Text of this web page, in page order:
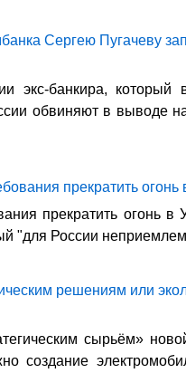
Сергею Пугачеву
экс-банкира,
обвиняют в выводе
прекратить огонь
прекратить огонь в
"для России
решениям или
сырьём»
создание